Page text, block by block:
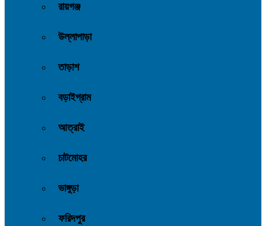
রায়গঞ্জ
উল্লাপাড়া
তাড়াশ
বড়াইগ্রাম
আত্রাই
চাটমোহর
ভাঙ্গুড়া
ফরিদপুর